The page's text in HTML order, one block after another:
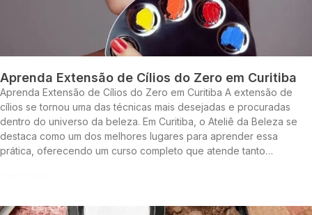
Aprenda Extensão de Cílios do Zero em Curitiba
Aprenda Extensão de Cílios do Zero em Curitiba A extensão de
cílios se tornou uma das técnicas mais desejadas e procuradas
dentro do universo da beleza. Em Curitiba, o Ateliê da Beleza se
destaca como um dos melhores lugares para aprender essa
prática, oferecendo um curso completo que atende tanto…